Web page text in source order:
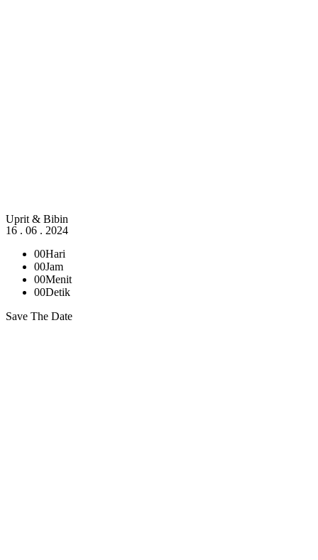
Uprit & Bibin
16 . 06 . 2024
00Hari
00Jam
00Menit
00Detik
Save The Date